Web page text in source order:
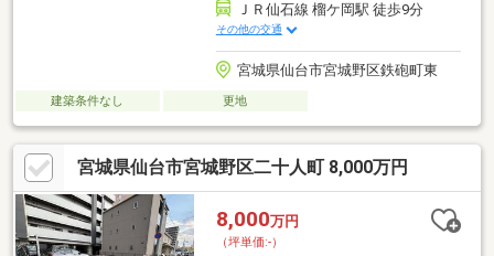
ＪＲ仙石線 榴ケ岡駅 徒歩9分
その他の交通
宮城県仙台市宮城野区鉄砲町東
建築条件なし 更地
宮城県仙台市宮城野区二十人町 8,000万円
8,000万円
（坪単価:-）